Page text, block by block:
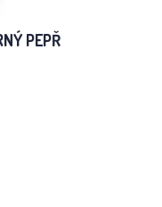
PEPŘ